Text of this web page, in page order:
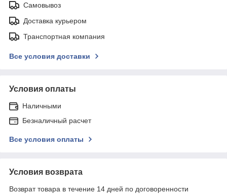
Самовывоз
Доставка курьером
Транспортная компания
Все условия доставки
Условия оплаты
Наличными
Безналичный расчет
Все условия оплаты
Условия возврата
Возврат товара в течение 14 дней по договоренности